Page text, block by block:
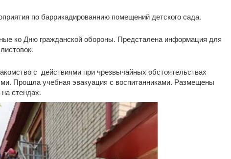
по баррикадированнию помещений детского сада.
ко Дню гражданской обороны. Предсталена информация для
с действиями при чрезвычайных обстоятельствах
Прошла учебная эвакуация с воспитанниками. Размещены
стендах.